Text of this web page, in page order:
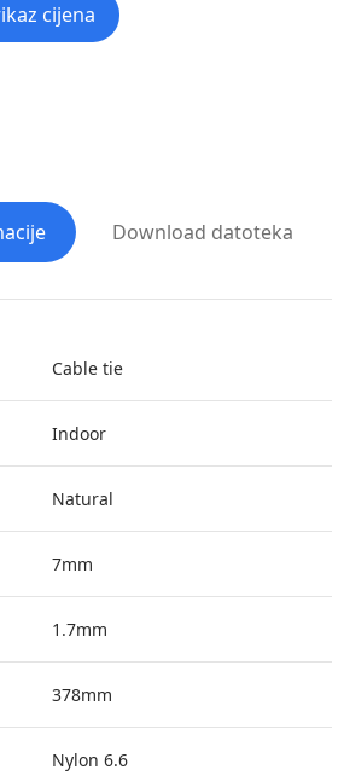
cijena
Download datoteka
Cable tie
Indoor
Natural
7mm
1.7mm
378mm
Nylon 6.6